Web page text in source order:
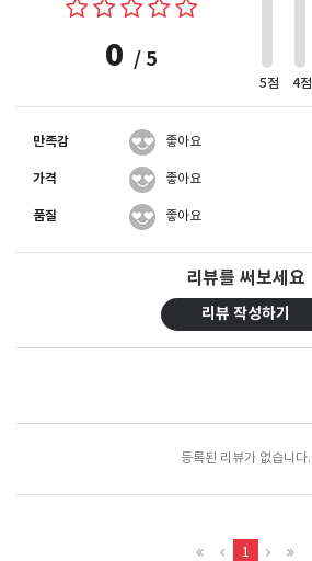
0 / 5
5점 4점
만족감 좋아요
가격 좋아요
품질 좋아요
리뷰를 써보세요
리뷰 작성하기
등록된 리뷰가 없습니다.
1